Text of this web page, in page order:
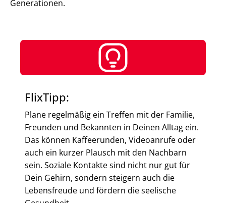
Generationen.
FlixTipp:
Plane regelmäßig ein Treffen mit der Familie,
Freunden und Bekannten in Deinen Alltag ein.
Das können Kaffeerunden, Videoanrufe oder
auch ein kurzer Plausch mit den Nachbarn
sein. Soziale Kontakte sind nicht nur gut für
Dein Gehirn, sondern steigern auch die
Lebensfreude und fördern die seelische